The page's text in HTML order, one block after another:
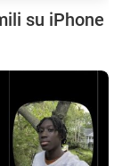
su iPhone